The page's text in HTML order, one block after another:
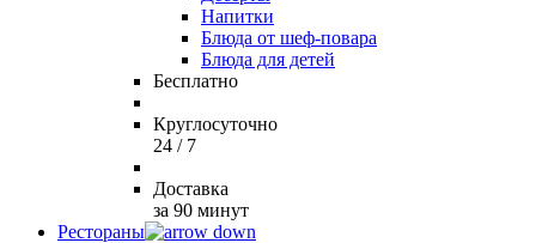
Напитки
Блюда от шеф-повара
Блюда для детей
Бесплатно
Круглосуточно
24 / 7
Доставка
за 90 минут
Рестораны